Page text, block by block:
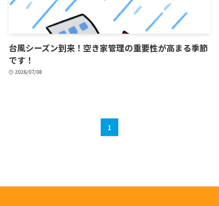
台風シーズン到来！空き家管理の重要性が高まる季節
です！
2026/07/08
1